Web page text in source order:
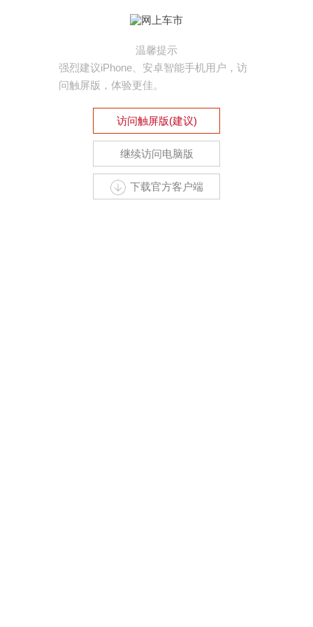
温馨提示
强烈建议iPhone、安卓智能手机用户，访
问触屏版，体验更佳。
访问触屏版(建议)
继续访问电脑版
下载官方客户端